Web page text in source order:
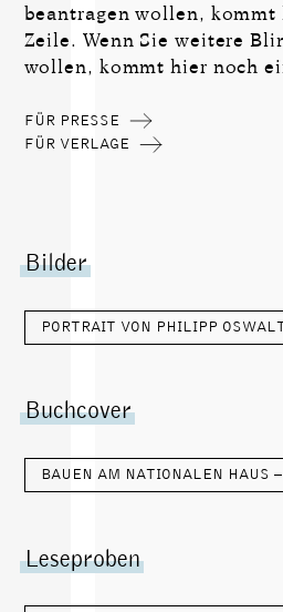
beantragen wollen, kommt
Zeile. Wenn Sie weitere
wollen, kommt hier noch
FÜR PRESSE
FÜR VERLAGE
Bilder
PORTRAIT VON PHILIPP
Buchcover
BAUEN AM NATIONALEN HAUS
Leseproben